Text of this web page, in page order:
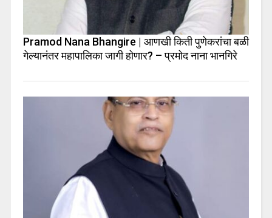
Pramod Nana Bhangire | आणखी किती पुणेकरांचा बळी
गेल्यानंतर महापालिका जागी होणार? – प्रमोद नाना भानगिरे